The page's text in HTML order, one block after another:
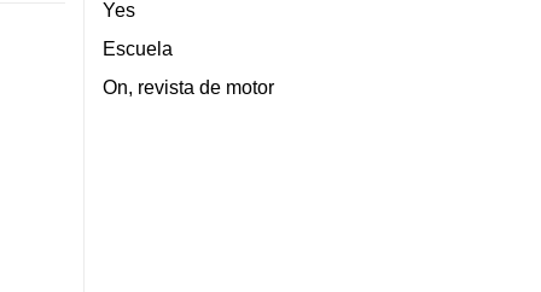
Yes
Escuela
On, revista de motor